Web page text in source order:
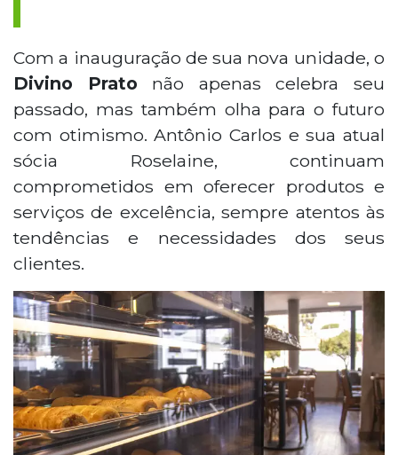
Com a inauguração de sua nova unidade, o
Divino Prato não apenas celebra seu
passado, mas também olha para o futuro
com otimismo. Antônio Carlos e sua atual
sócia Roselaine, continuam
comprometidos em oferecer produtos e
serviços de excelência, sempre atentos às
tendências e necessidades dos seus
clientes.